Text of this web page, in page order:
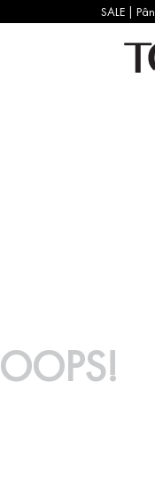
SALE |
OOPS!